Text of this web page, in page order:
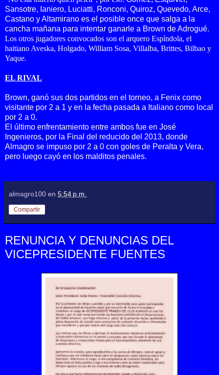
Sansotre, Ianiero, Luciatti, Ronconi, Quiroz, Quevedo, Arce,
Castano y Altamirano es el posible once que salga a la
cancha mañana para intentar ganarle a Brown de Adrogué.
Los otros jugadores convocados son el arquero Espíndola, el
haitiano Aveska, Holgado, William Sosa, Villalba, Brittes, Bilbao y
Yaque.
EL RIVAL
Brown, ganó sus dos partidos en el torneo, a Fenix como
visitante por 2 a 1 y en la fecha pasada a Italiano como local
por 2 a 0.
El último enfrentamiento entre ambos fue en José
Ingenieros, por la Final del reducido del 2013, donde
Almagro se impuso por 2 a 0 con goles de Peralta y Vera,
pero luego cayó en los malditos penales.
almagro100 en 5:54 p.m.
Compartir
RENUNCIA Y DENUNCIAS DEL
VICEPRESIDENTE FUENTES